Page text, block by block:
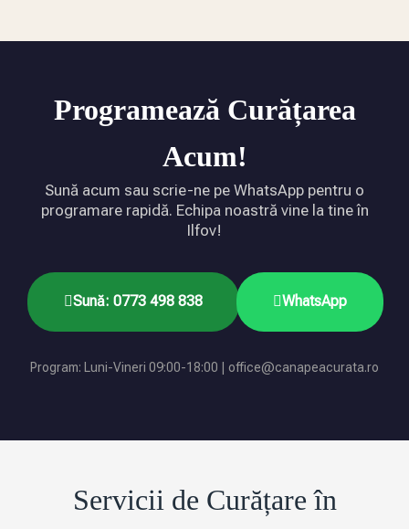
Programează Curățarea
Acum!
Sună acum sau scrie-ne pe WhatsApp pentru o
programare rapidă. Echipa noastră vine la tine în
Ilfov!
Sună: 0773 498 838 WhatsApp
Program: Luni-Vineri 09:00-18:00 | office@canapeacurata.ro
Servicii de Curățare în